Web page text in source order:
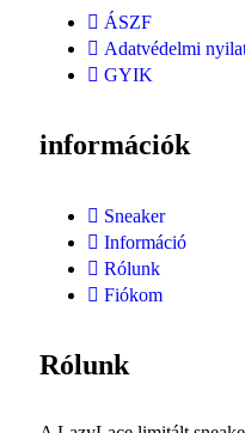
ÁSZF
Adatvédelmi
GYIK
információk
Sneaker
Információ
Rólunk
Fiókom
Rólunk